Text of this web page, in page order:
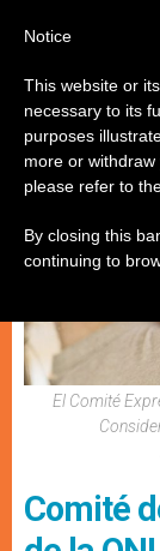
PRO VIDA
El Comité
Comité
Notice
This website or
necessary to its
purposes
more or
please refer to
By closing this
continuing to